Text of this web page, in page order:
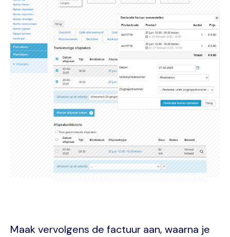
Maak vervolgens de factuur aan, waarna je